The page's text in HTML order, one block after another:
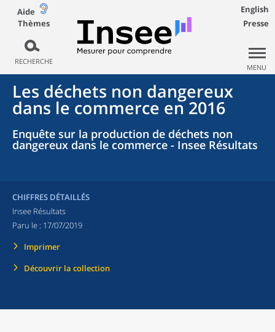
Aide
Thèmes
RECHERCHE
English
Presse
MENU
Les déchets non dangereux
dans le commerce en 2016
Enquête sur la production de déchets non
dangereux dans le commerce - Insee Résultats
CHIFFRES DÉTAILLÉS
Insee Résultats
Paru le : 17/07/2019
Imprimer
Découvrir la collection